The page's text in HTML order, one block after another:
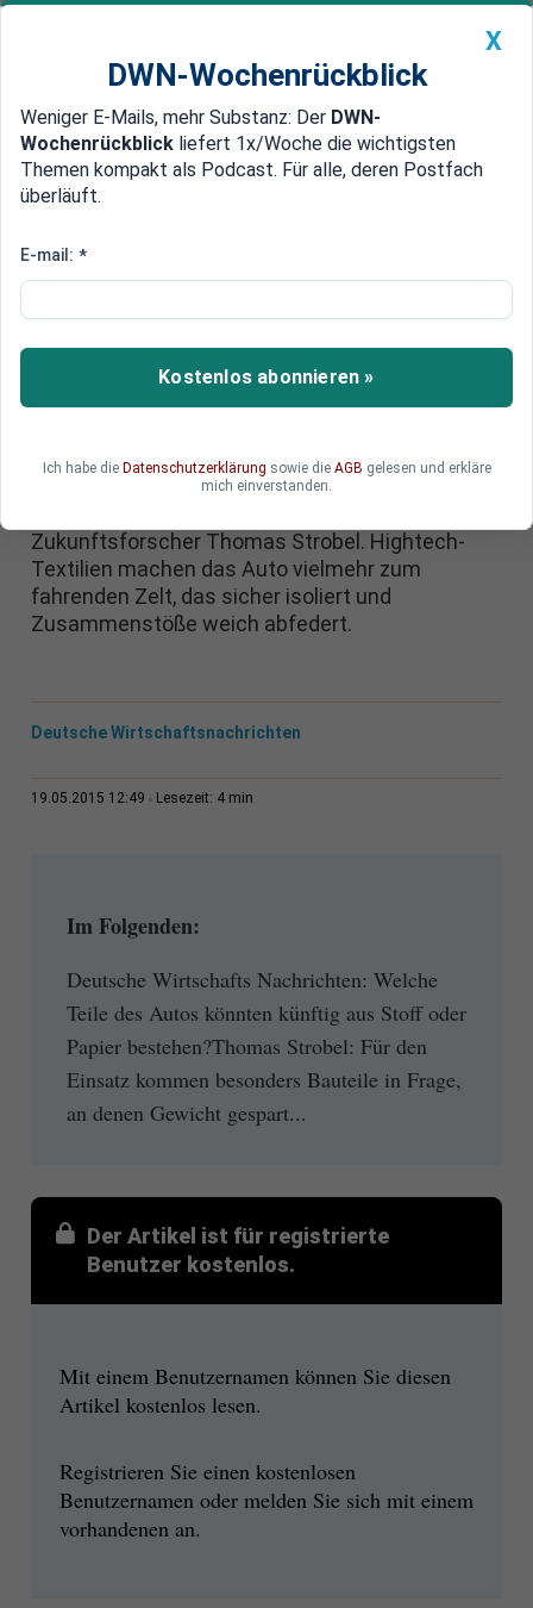
Newsticker MEIN DWN: Geldanlage Premium
Edelmetalle DWN-Magazin China
Metall wird überflüssig
Zukunftsforscher: Das Auto von
übermorgen besteht aus Stoff
und Papier
Autos werden künftig aus Stoff und Papier
automatisierter Verkehr, in dem Unfälle so weit
ausgemerzt sind, dass eine harte Hülle als
Zukunftsforscher Thomas Strobel. Hightech-
Textilien machen das Auto vielmehr zum
fahrenden Zelt, das sicher isoliert und
Zusammenstöße weich abfedert.
Deutsche Wirtschaftsnachrichten
19.05.2015 12:49 Lesezeit: 4 min
Im Folgenden:
Deutsche Wirtschafts Nachrichten: Welche
Teile des Autos könnten künftig aus Stoff oder
Papier bestehen?Thomas Strobel: Für den
Einsatz kommen besonders Bauteile in Frage,
an denen Gewicht gespart...
Der Artikel ist für registrierte
Benutzer kostenlos.
Mit einem Benutzernamen können Sie diesen
Artikel kostenlos lesen.
Registrieren Sie einen kostenlosen
Benutzernamen oder melden Sie sich mit einem
vorhandenen an.
X
DWN-Wochenrückblick
Weniger E-Mails, mehr Substanz: Der DWN-
Wochenrückblick liefert 1x/Woche die wichtigsten
Themen kompakt als Podcast. Für alle, deren Postfach
überläuft.
E-mail: *
Kostenlos abonnieren »
Ich habe die Datenschutzerklärung sowie die AGB gelesen und erkläre
mich einverstanden.